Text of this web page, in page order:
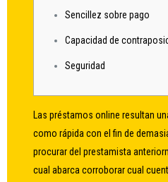
Sencillez sobre pago
Capacidad de
Seguridad
Las préstamos online resultan
como rápida con el fin de
procurar del prestamista
cual abarca corroborar cual